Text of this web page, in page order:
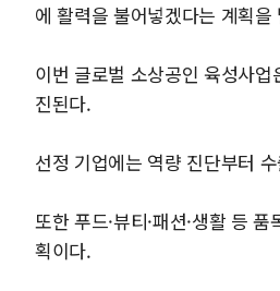
에 활력을 불어넣겠다는 계획
이번 글로벌 소상공인 육성사
진된다.
선정 기업에는 역량 진단부터
또한 푸드·뷰티·패션·생활 등
획이다.